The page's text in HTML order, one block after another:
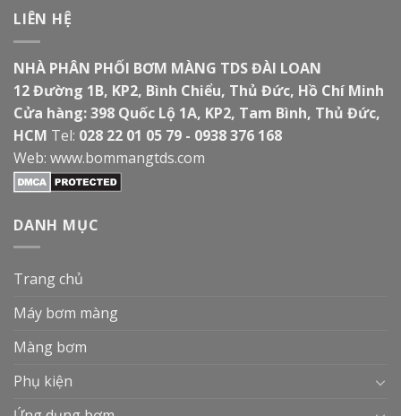
LIÊN HỆ
NHÀ PHÂN PHỐI BƠM MÀNG TDS ĐÀI LOAN
12 Đường 1B, KP2, Bình Chiểu, Thủ Đức, Hồ Chí Minh
Cửa hàng: 398 Quốc Lộ 1A, KP2, Tam Bình, Thủ Đức,
HCM Tel: 028 22 01 05 79 - 0938 376 168
Web: www.bommangtds.com
DANH MỤC
Trang chủ
Máy bơm màng
Màng bơm
Phụ kiện